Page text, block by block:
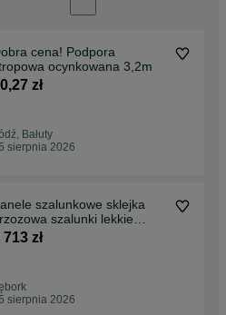
cena! Podpora
ocynkowana 3,2m
zł
Bałuty
sierpnia 2026
szalunkowe sklejka
szalunki lekkie
Alu 90x300
713 zł
sierpnia 2026